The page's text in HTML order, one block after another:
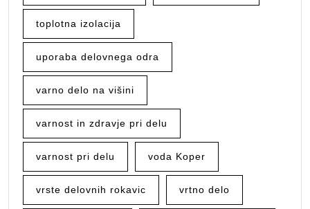
toplotna izolacija
uporaba delovnega odra
varno delo na višini
varnost in zdravje pri delu
varnost pri delu voda Koper
vrste delovnih rokavic vrtno delo